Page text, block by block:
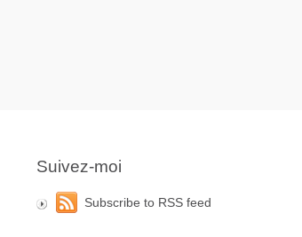
Suivez-moi
Subscribe to RSS feed